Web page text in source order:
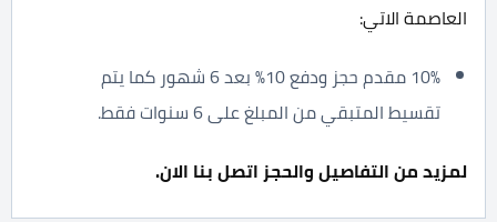
العاصمة الاتي:
10% مقدم حجز ودفع 10% بعد 6 شهور كما يتم
تقسيط المتبقي من المبلغ على 6 سنوات فقط.
لمزيد من التفاصيل والحجز اتصل بنا الان.